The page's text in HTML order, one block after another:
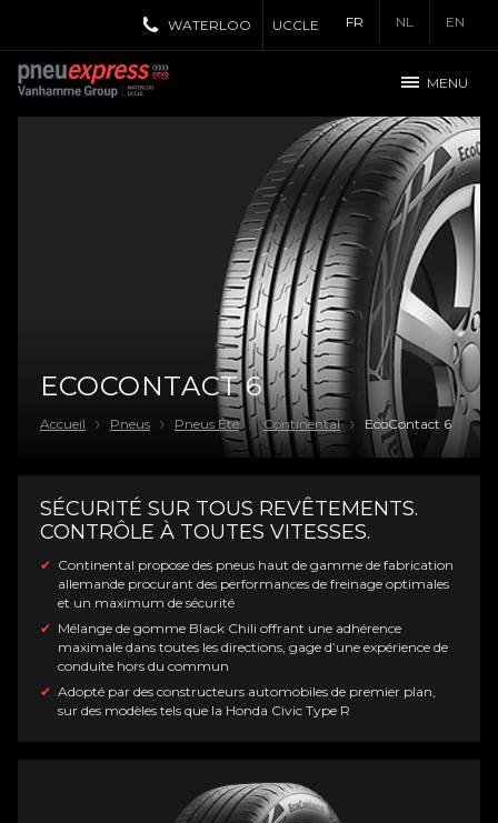
FR NL EN
WATERLOO UCCLE
MENU
ECOCONTACT 6
Accueil Pneus Pneus Été Continental EcoContact 6
SÉCURITÉ SUR TOUS REVÊTEMENTS.
CONTRÔLE À TOUTES VITESSES.
Continental propose des pneus haut de gamme de fabrication
allemande procurant des performances de freinage optimales
et un maximum de sécurité
Mélange de gomme Black Chili offrant une adhérence
maximale dans toutes les directions, gage d’une expérience de
conduite hors du commun
Adopté par des constructeurs automobiles de premier plan,
sur des modèles tels que la Honda Civic Type R